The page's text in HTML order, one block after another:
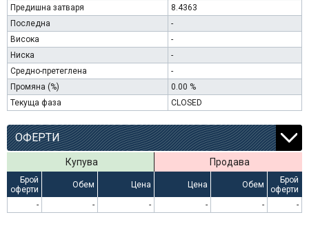
Предишна затваря
8.4363
Последна
-
Висока
-
Ниска
-
Средно-претеглена
-
Промяна (%)
0.00 %
Текуща фаза
CLOSED
ОФЕРТИ
Купува Продава
Брой
оферти
Обем Цена Цена Обем
Брой
оферти
-
- - - - -